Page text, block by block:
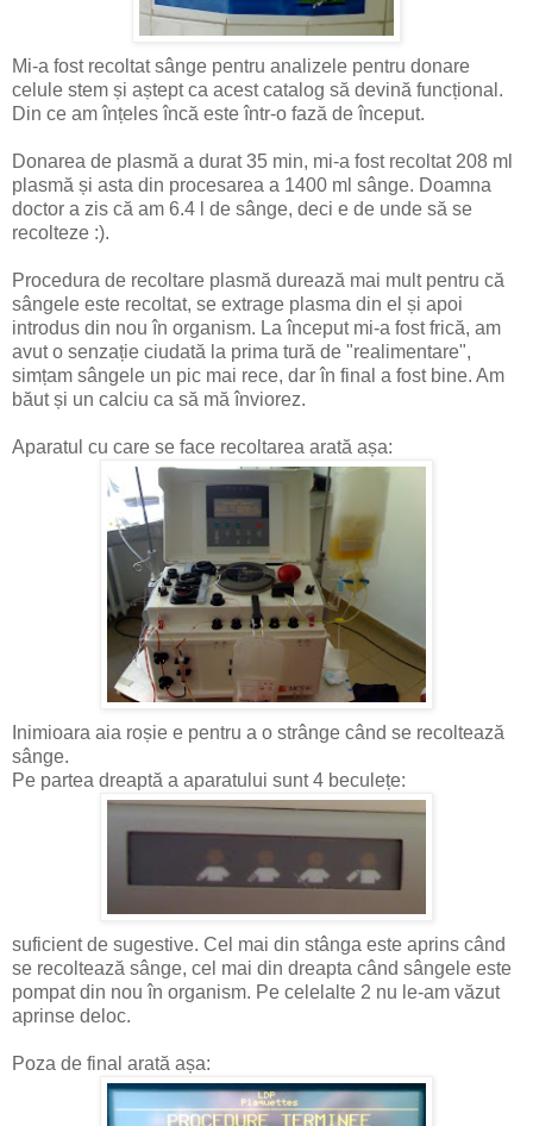
Mi-a fost recoltat sânge pentru analizele pentru donare
celule stem și aștept ca acest catalog să devină funcțional.
Din ce am înțeles încă este într-o fază de început.
Donarea de plasmă a durat 35 min, mi-a fost recoltat 208 ml
plasmă și asta din procesarea a 1400 ml sânge. Doamna
doctor a zis că am 6.4 l de sânge, deci e de unde să se
recolteze :).
Procedura de recoltare plasmă durează mai mult pentru că
sângele este recoltat, se extrage plasma din el și apoi
introdus din nou în organism. La început mi-a fost frică, am
avut o senzație ciudată la prima tură de "realimentare",
simțam sângele un pic mai rece, dar în final a fost bine. Am
băut și un calciu ca să mă înviorez.
Aparatul cu care se face recoltarea arată așa:
Inimioara aia roșie e pentru a o strânge când se recoltează
sânge.
Pe partea dreaptă a aparatului sunt 4 beculețe:
suficient de sugestive. Cel mai din stânga este aprins când
se recoltează sânge, cel mai din dreapta când sângele este
pompat din nou în organism. Pe celelalte 2 nu le-am văzut
aprinse deloc.
Poza de final arată așa: